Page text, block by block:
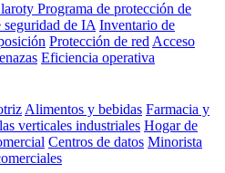
Programa de protección de
seguridad de IA Inventario de
Protección de red Acceso
Eficiencia operativa
Alimentos y bebidas Farmacia y
verticales industriales Hogar de
Centros de datos Minorista